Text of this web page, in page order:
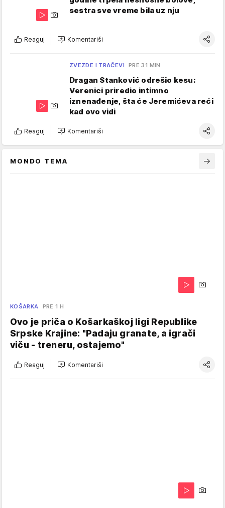
sestra sve vreme bila uz nju
Reaguj Komentariši
ZVEZDE I TRAČEVI PRE 31 MIN
Dragan Stanković odrešio kesu:
Verenici priredio intimno
iznenađenje, šta će Jeremićeva reći
kad ovo vidi
Reaguj Komentariši
MONDO TEMA
KOŠARKA PRE 1 H
Ovo je priča o Košarkaškoj ligi Republike
Srpske Krajine: "Padaju granate, a igrači
viču - treneru, ostajemo"
Reaguj Komentariši